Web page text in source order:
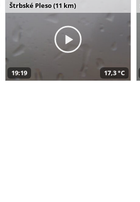
Štrbské Pleso (11 km)
19:19 17,3 °C